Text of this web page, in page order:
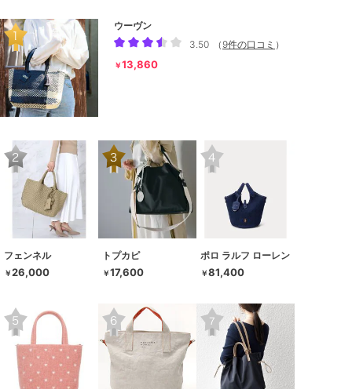
ウーヴン
3.50
（ 9件の口コミ ）
￥13,860
フェンネル
￥26,000
トプカピ
￥17,600
ポロ ラルフ ローレン
￥81,400